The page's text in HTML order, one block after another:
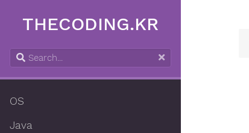
THECODING.KR
OS
Java